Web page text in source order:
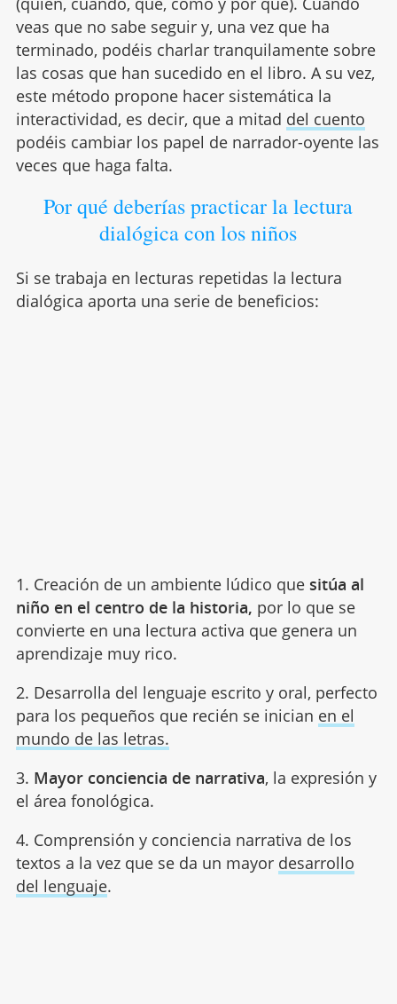
veas que no sabe seguir y, una vez que ha
terminado, podéis charlar tranquilamente sobre
las cosas que han sucedido en el libro. A su vez,
este método propone hacer sistemática la
interactividad, es decir, que a mitad del cuento
podéis cambiar los papel de narrador-oyente las
veces que haga falta.
Por qué deberías practicar la lectura
dialógica con los niños
Si se trabaja en lecturas repetidas la lectura
dialógica aporta una serie de beneficios:
1. Creación de un ambiente lúdico quesitúa al
niño en el centro de la historia, por lo que se
convierte en una lectura activa que genera un
aprendizaje muy rico.
2. Desarrolla del lenguaje escrito y oral, perfecto
para los pequeños que recién se inician en el
mundo de las letras.
3. Mayor conciencia de narrativa, la expresión y
el área fonológica.
4. Comprensión y conciencia narrativa de los
textos a la vez que se da un mayor desarrollo
del lenguaje.